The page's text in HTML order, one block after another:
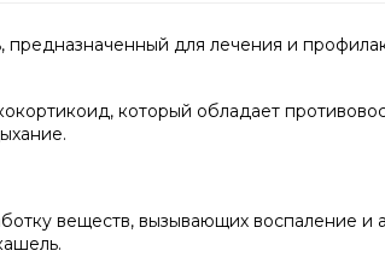
для лечения и
который обладает
веществ, вызывающих воспаление